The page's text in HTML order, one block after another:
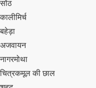
सोंठ
कालीमिर्च
बहेड़ा
अजवायन
नागरमोथा
चित्रकमूल की छाल